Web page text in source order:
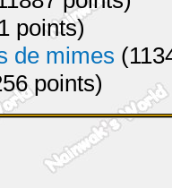
points)
de mimes
points)